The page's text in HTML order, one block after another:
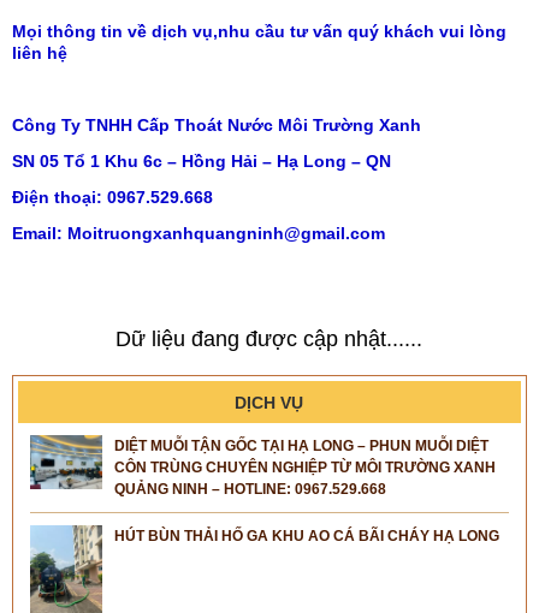
Mọi thông tin về dịch vụ,nhu cầu tư vấn quý khách vui lòng
liên hệ
Công Ty TNHH Cấp Thoát Nước Môi Trường Xanh
SN 05 Tổ 1 Khu 6c – Hồng Hải – Hạ Long – QN
Điện thoại: 0967.529.668
Email: Moitruongxanhquangninh@gmail.com
Dữ liệu đang được cập nhật......
DỊCH VỤ
DIỆT MUỖI TẬN GỐC TẠI HẠ LONG – PHUN MUỖI DIỆT
CÔN TRÙNG CHUYÊN NGHIỆP TỪ MÔI TRƯỜNG XANH
QUẢNG NINH – HOTLINE: 0967.529.668
HÚT BÙN THẢI HỐ GA KHU AO CÁ BÃI CHÁY HẠ LONG